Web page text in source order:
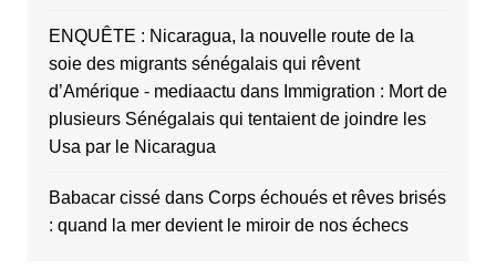
ENQUÊTE : Nicaragua, la nouvelle route de la
soie des migrants sénégalais qui rêvent
d’Amérique - mediaactu dans Immigration : Mort de
plusieurs Sénégalais qui tentaient de joindre les
Usa par le Nicaragua
Babacar cissédans Corps échoués et rêves brisés
: quand la mer devient le miroir de nos échecs